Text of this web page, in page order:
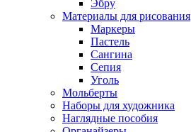
Эбру
Материалы для рисования
Маркеры
Пастель
Сангина
Сепия
Уголь
Мольберты
Наборы для художника
Наглядные пособия